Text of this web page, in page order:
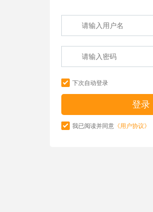
下次自动登录
我已阅读并同意 《用户协议》